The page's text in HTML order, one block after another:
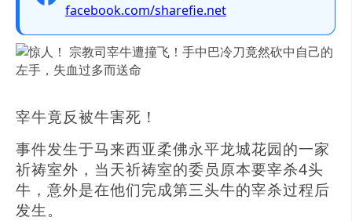
facebook.com/sharefie.net
宰牛竟反被牛害死！
事件发生于马来西亚柔佛永平龙城花园的一家
祈祷室外，当天祈祷室的委员原本要宰杀4头
牛，意外是在他们完成第三头牛的宰杀过程后
发生。